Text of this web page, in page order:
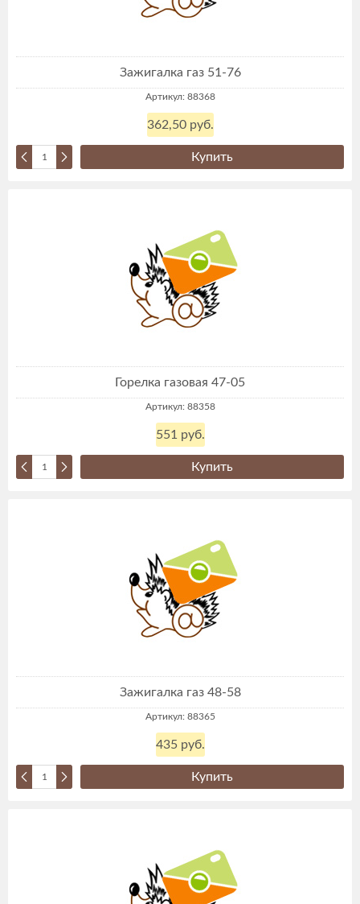
Зажигалка газ 51-76
Артикул: 88368
362,50 руб.
Купить
Горелка газовая 47-05
Артикул: 88358
551 руб.
Купить
Зажигалка газ 48-58
Артикул: 88365
435 руб.
Купить